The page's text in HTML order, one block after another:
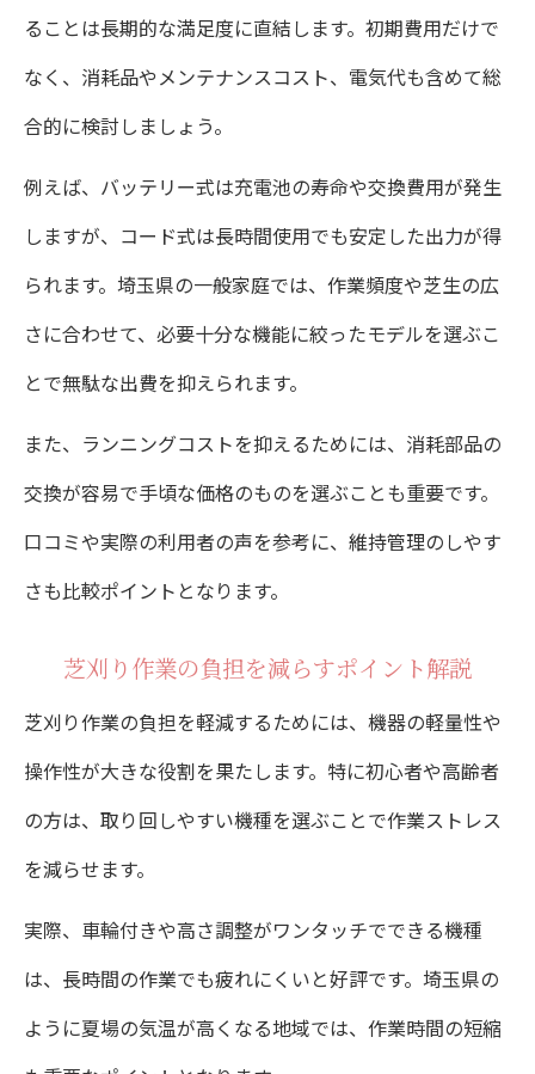
芝刈り初心者が快適に始めるための準備
電動芝刈り機ですぐ始められる作業手順
芝刈り作業を楽にするコツとポイント集
作業効率を高める芝刈りの時間帯と工夫
芝刈り後の片付けも簡単に行う方法紹介
メンテナンスも楽な芝刈りスタイル
芝刈り後の手入れが簡単な電動モデル
長く使える芝刈り機のメンテナンス方法
芝刈り機の収納と管理で快適な庭ライフ
部品交換が簡単な芝刈り機の特徴解説
トラブルを避ける芝刈り時の注意事項
ることは長期的な満足度に直結します。初期費用だけで
なく、消耗品やメンテナンスコスト、電気代も含めて総
合的に検討しましょう。
例えば、バッテリー式は充電池の寿命や交換費用が発生
しますが、コード式は長時間使用でも安定した出力が得
られます。埼玉県の一般家庭では、作業頻度や芝生の広
さに合わせて、必要十分な機能に絞ったモデルを選ぶこ
とで無駄な出費を抑えられます。
また、ランニングコストを抑えるためには、消耗部品の
交換が容易で手頃な価格のものを選ぶことも重要です。
口コミや実際の利用者の声を参考に、維持管理のしやす
さも比較ポイントとなります。
芝刈り作業の負担を減らすポイント解説
芝刈り作業の負担を軽減するためには、機器の軽量性や
操作性が大きな役割を果たします。特に初心者や高齢者
の方は、取り回しやすい機種を選ぶことで作業ストレス
を減らせます。
実際、車輪付きや高さ調整がワンタッチでできる機種
は、長時間の作業でも疲れにくいと好評です。埼玉県の
ように夏場の気温が高くなる地域では、作業時間の短縮